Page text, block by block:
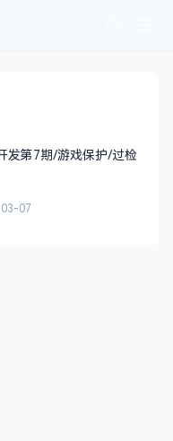
发第7期/游戏保护/过检
07